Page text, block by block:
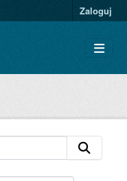
Zaloguj